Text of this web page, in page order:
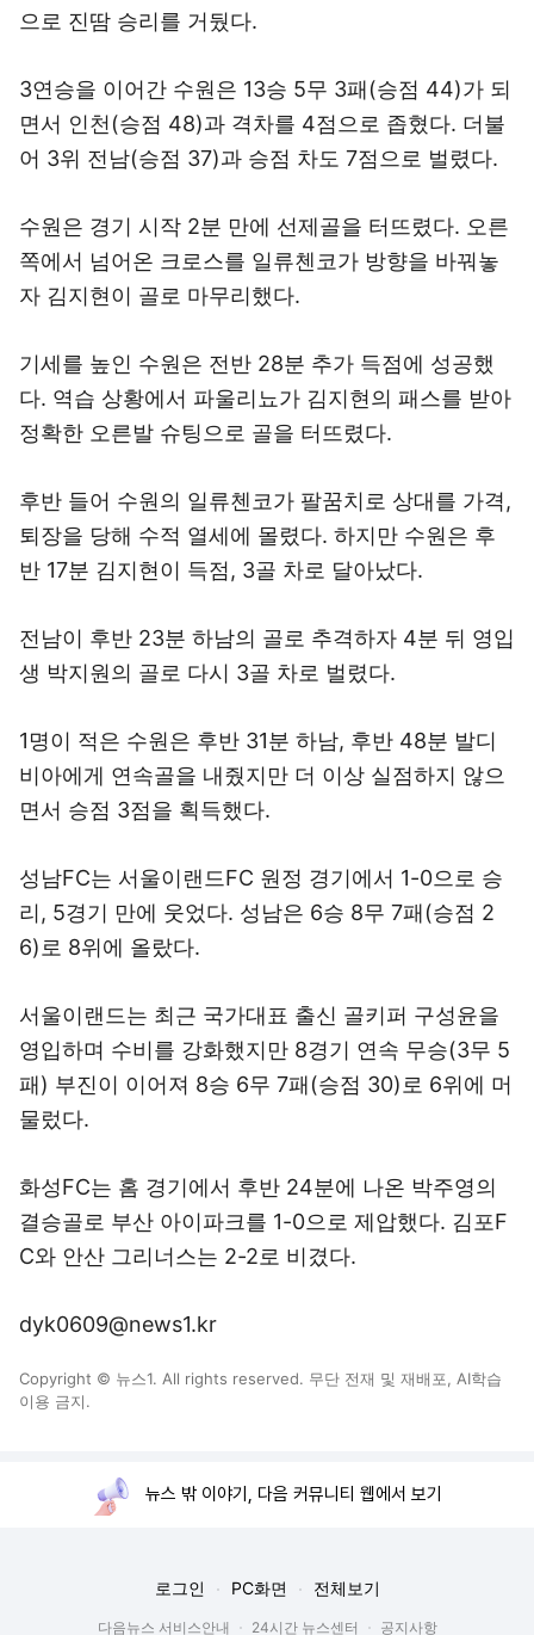
으로 진땀 승리를 거뒀다.
3연승을 이어간 수원은 13승 5무 3패(승점 44)가 되
면서 인천(승점 48)과 격차를 4점으로 좁혔다. 더불
어 3위 전남(승점 37)과 승점 차도 7점으로 벌렸다.
수원은 경기 시작 2분 만에 선제골을 터뜨렸다. 오른
쪽에서 넘어온 크로스를 일류첸코가 방향을 바꿔놓
자 김지현이 골로 마무리했다.
기세를 높인 수원은 전반 28분 추가 득점에 성공했
다. 역습 상황에서 파울리뇨가 김지현의 패스를 받아
정확한 오른발 슈팅으로 골을 터뜨렸다.
후반 들어 수원의 일류첸코가 팔꿈치로 상대를 가격,
퇴장을 당해 수적 열세에 몰렸다. 하지만 수원은 후
반 17분 김지현이 득점, 3골 차로 달아났다.
전남이 후반 23분 하남의 골로 추격하자 4분 뒤 영입
생 박지원의 골로 다시 3골 차로 벌렸다.
1명이 적은 수원은 후반 31분 하남, 후반 48분 발디
비아에게 연속골을 내줬지만 더 이상 실점하지 않으
면서 승점 3점을 획득했다.
성남FC는 서울이랜드FC 원정 경기에서 1-0으로 승
리, 5경기 만에 웃었다. 성남은 6승 8무 7패(승점 2
6)로 8위에 올랐다.
서울이랜드는 최근 국가대표 출신 골키퍼 구성윤을
영입하며 수비를 강화했지만 8경기 연속 무승(3무 5
패) 부진이 이어져 8승 6무 7패(승점 30)로 6위에 머
물렀다.
화성FC는 홈 경기에서 후반 24분에 나온 박주영의
결승골로 부산 아이파크를 1-0으로 제압했다. 김포F
C와 안산 그리너스는 2-2로 비겼다.
dyk0609@news1.kr
Copyright © 뉴스1. All rights reserved. 무단 전재 및 재배포, AI학습
이용 금지.
뉴스 밖 이야기, 다음 커뮤니티 웹에서 보기
로그인 PC화면 전체보기
다음뉴스 서비스안내 24시간 뉴스센터 공지사항